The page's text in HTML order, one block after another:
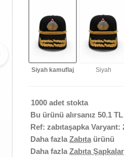
Siyah kamuflaj Siyah
1000 adet stokta
Bu ürünü alırsanız 50.1 TL
Ref: zabıtaşapka Varyant:
Daha fazla Zabıta ürünü
Daha fazla Zabıta